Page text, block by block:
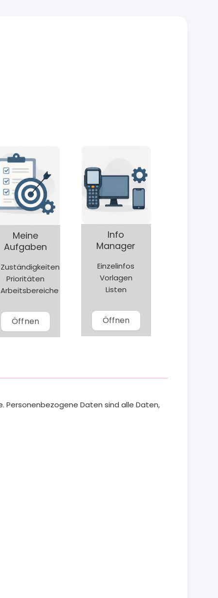
Meine
Aufgaben
Zuständigkeiten
Prioritäten
Arbeitsbereiche
Öffnen
Info
Manager
Einzelinfos
Vorlagen
Listen
Öffnen
Personenbezogene Daten sind alle Daten,